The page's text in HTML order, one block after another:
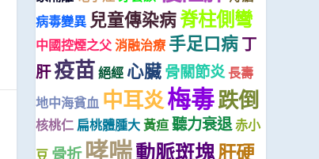
病毒變異 兒童傳染病脊柱側彎
中國控煙之父消融治療 手足口病丁
肝疫苗絕經 心臟骨關節炎長壽
地中海貧血 中耳炎梅毒跌倒
核桃仁 扁桃體腫大黃疸聽力衰退赤小
豆 骨折 哮喘動脈斑塊肝硬